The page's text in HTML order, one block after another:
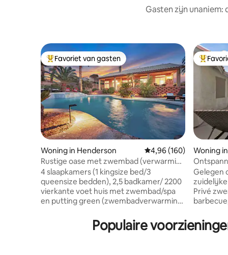
Gasten zijn
Topfavoriet van gasten
Favoriet van gasten
Woning in Henderson Gemiddelde
4,96 (160)
Rustige oase met zwembad (verwarming
extra) Spa/minigolf.
4 slaapkamers (1 kingsize bed/3
queensize bedden), 2,5 badkamer/ 2200
vierkante voet huis met zwembad/spa
en putting green (zwembadverwarming
woonkamer met 60inch smart-tv,
prachtig verwarmd zwembad en
Woning
Gelegen
zuidelijke
Privé
barbecue,
die het
Populaire